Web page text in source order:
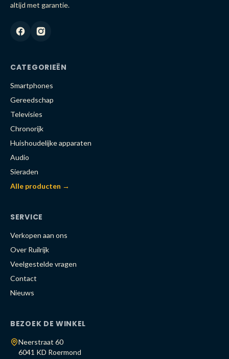
altijd met garantie.
CATEGORIEËN
Smartphones
Gereedschap
Televisies
Chronorijk
Huishoudelijke apparaten
Audio
Sieraden
Alle producten →
SERVICE
Verkopen aan ons
Over Ruilrijk
Veelgestelde vragen
Contact
Nieuws
BEZOEK DE WINKEL
Neerstraat 60
6041 KD Roermond